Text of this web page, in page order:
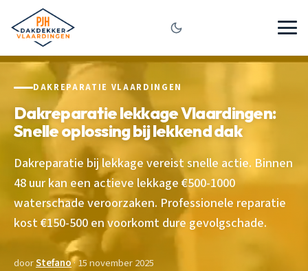
DAKREPARATIE VLAARDINGEN
Dakreparatie lekkage Vlaardingen:
Snelle oplossing bij lekkend dak
Dakreparatie bij lekkage vereist snelle actie. Binnen
48 uur kan een actieve lekkage €500-1000
waterschade veroorzaken. Professionele reparatie
kost €150-500 en voorkomt dure gevolgschade.
doorStefano· 15 november 2025